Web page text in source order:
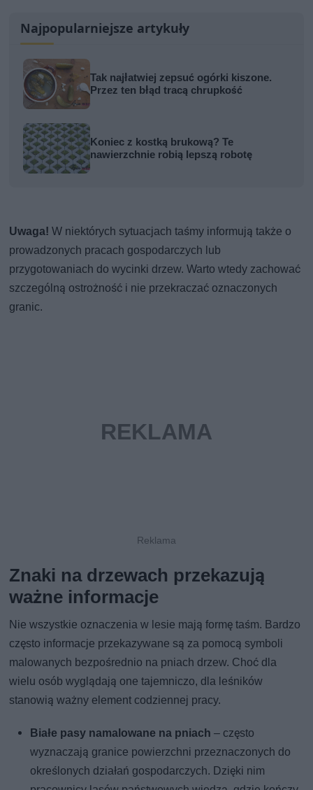
Najpopularniejsze artykuły
Tak najłatwiej zepsuć ogórki kiszone.
Przez ten błąd tracą chrupkość
Koniec z kostką brukową? Te
nawierzchnie robią lepszą robotę
Uwaga! W niektórych sytuacjach taśmy informują także o
prowadzonych pracach gospodarczych lub
przygotowaniach do wycinki drzew. Warto wtedy zachować
szczególną ostrożność i nie przekraczać oznaczonych
granic.
Znaki na drzewach przekazują
ważne informacje
Nie wszystkie oznaczenia w lesie mają formę taśm. Bardzo
często informacje przekazywane są za pomocą symboli
malowanych bezpośrednio na pniach drzew. Choć dla
wielu osób wyglądają one tajemniczo, dla leśników
stanowią ważny element codziennej pracy.
Białe pasy namalowane na pniach – często
wyznaczają granice powierzchni przeznaczonych do
określonych działań gospodarczych. Dzięki nim